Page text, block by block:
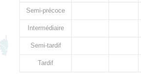
Semi-précoce
Intermédiaire
Semi-tardif
Tardif